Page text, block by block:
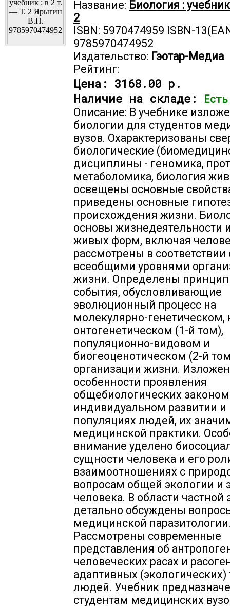
Название: Биология :
2
ISBN: 5970474959 ISBN-
9785970474952
Издательство: Гэотар-Медиа
Рейтинг:
Цена: 3168.00 р.
Наличие на складе:
Описание: В учебнике
биологии для студентов
вузов. Охарактеризованы
биологические
дисциплины - геномика,
метаболомика, биология
освещены основные
приведены основные
происхождения жизни.
основы жизнедеятельности
живых форм, включая
рассмотрены в соответствии
всеобщими уровнями
жизни. Определены
события, обусловливающие
эволюционный процесс на
молекулярно-генетическом,
онтогенетическом (1-й том),
популяционно-видовом и
биогеоценотическом (2-й
организации жизни.
особенности проявления
общебиологических
индивидуальном развитии и
популяциях людей, их
медицинской практики.
внимание уделено
сущности человека и его
взаимоотношениях с
вопросам общей экологии и
человека. В области частной
детально обсуждены
медицинской
Рассмотрены современные
представления об
человеческих расах и
адаптивных (экологических)
людей. Учебник
студентам медицинских